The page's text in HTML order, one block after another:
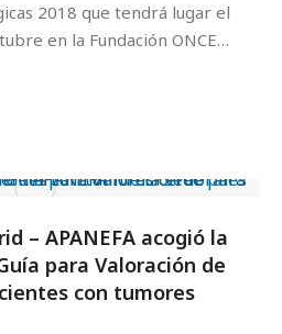
2018 que tendrá lugar el
en la Fundación ONCE…
– APANEFA acogió la
para Valoración de
con tumores